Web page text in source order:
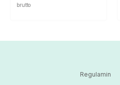
brutto
Regulamin